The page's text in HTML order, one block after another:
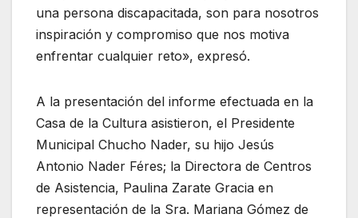
una persona discapacitada, son para nosotros
inspiración y compromiso que nos motiva
enfrentar cualquier reto», expresó.
A la presentación del informe efectuada en la
Casa de la Cultura asistieron, el Presidente
Municipal Chucho Nader, su hijo Jesús
Antonio Nader Féres; la Directora de Centros
de Asistencia, Paulina Zarate Gracia en
representación de la Sra. Mariana Gómez de